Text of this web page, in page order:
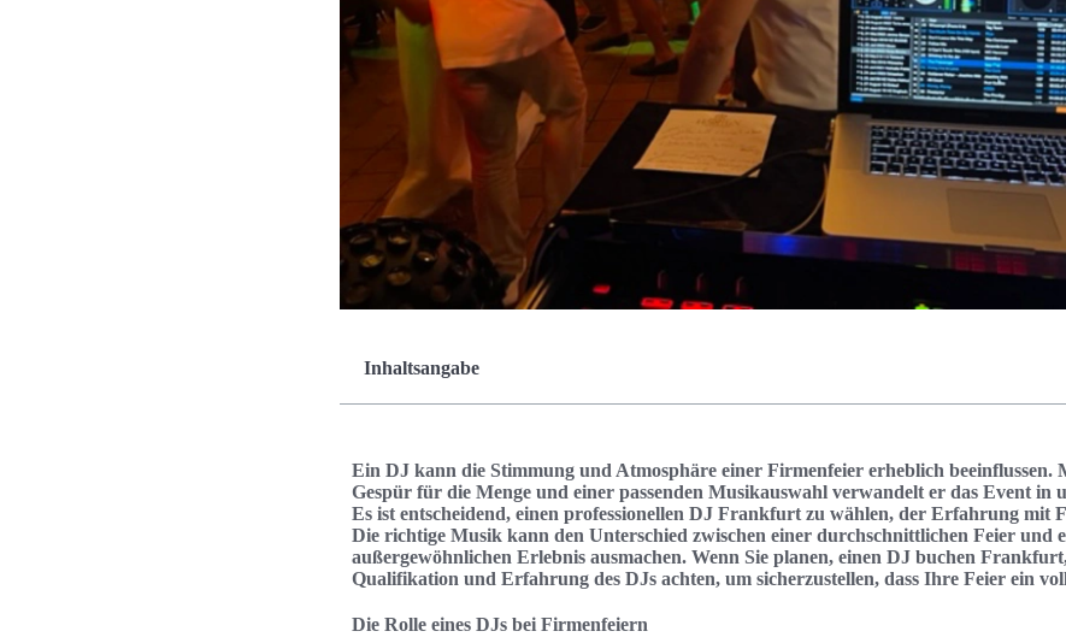
Inhaltsangabe
Ein DJ kann die Stimmung und Atmosphäre einer Firmenfeier erheblich beeinflussen.
Gespür für die Menge und einer passenden Musikauswahl verwandelt er das Event in
Es ist entscheidend, einen professionellen DJ Frankfurt zu wählen, der Erfahrung mit
Die richtige Musik kann den Unterschied zwischen einer durchschnittlichen Feier und
außergewöhnlichen Erlebnis ausmachen. Wenn Sie planen, einen DJ buchen
Qualifikation und Erfahrung des DJs achten, um sicherzustellen, dass Ihre Feier ein
Die Rolle eines DJs bei Firmenfeiern